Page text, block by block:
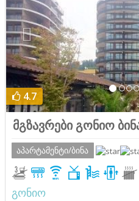
4.7
მგზავრები გონიო
აპარტამენტი/ბინა
გონიო